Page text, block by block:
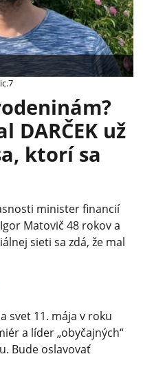
DARČEK už
ktorí sa
minister financií
Matovič 48 rokov a
sieti sa zdá, že mal
svet 11. mája v roku
a líder „obyčajných“
Bude oslavovať